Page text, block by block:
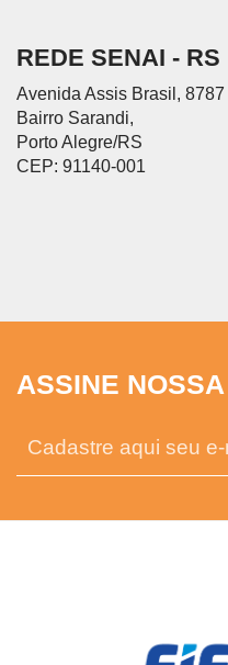
REDE SENAI - RS
Avenida Assis Brasil, 8787
Bairro Sarandi,
Porto Alegre/RS
CEP: 91140-001
ASSINE